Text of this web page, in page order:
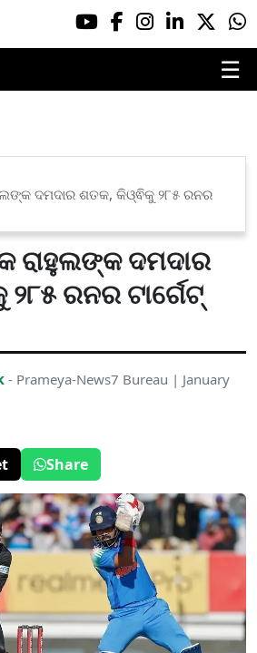
☰
ଦମଦାର ଶତକ, କିଓ୍ଵିକୁ ୨୮୫ ରନର
ରାହୁଲଙ୍କ ଦମଦାର
ରନର ଟାର୍ଗେଟ୍
- Prameya-News7 Bureau | January
Share